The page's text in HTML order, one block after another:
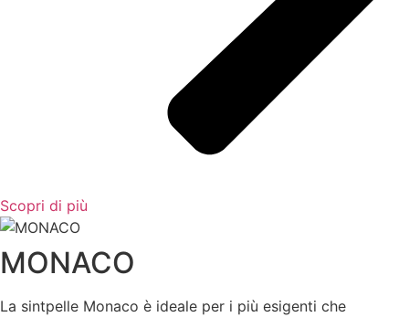
Scopri di più
MONACO
La sintpelle Monaco è ideale per i più esigenti che